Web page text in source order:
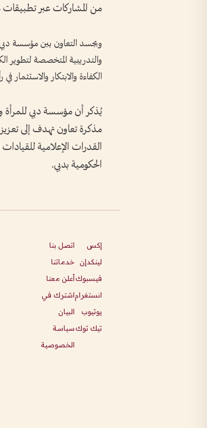
من المشاركات عبر
ويجسد التعاون بين مؤسسة دبي
والتدريبية المتخصصة لتطوير
الكفاءة والابتكار والاستثمار
يُذكر أن مؤسسة دبي للمرأة
مذكرة تعاون تهدف إلى
القدرات الإعلامية
الحكومية بدبي.
إكس
لينكدإن
فيسبوك
انستغرام
يوتيوب
تيك توك
اتصل بنا
خدماتنا
أعلن معنا
اشترك في
البيان
سياسة
الخصوصية